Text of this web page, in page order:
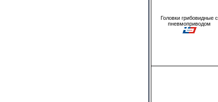
Головки грибовидные с
пневмоприводом